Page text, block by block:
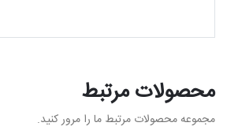
محصولات مرتبط
مجموعه محصولات مرتبط ما را مرور کنید.